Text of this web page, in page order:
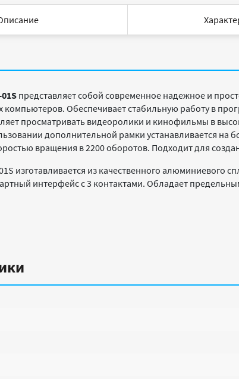
представляет собой современное надежное и
Обеспечивает стабильную работу в
просматривать видеоролики и кинофильмы в
дополнительной рамки устанавливается
вращения в 2200 оборотов. Подходит для
изготавливается из качественного
интерфейс с 3 контактами. Обладает